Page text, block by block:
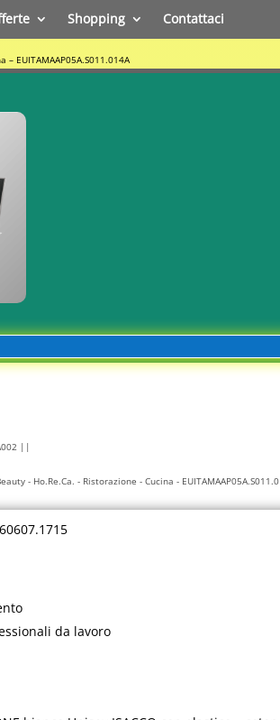
EUITAMAAP05A.S011.014A
Shopping Contattaci
||
- Ho.Re.Ca. - Ristorazione - Cucina -
da lavoro